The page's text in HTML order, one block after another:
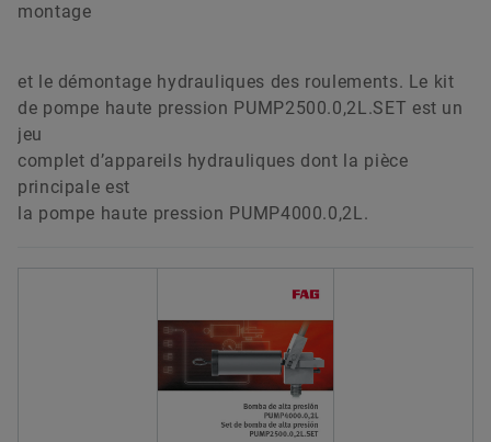
montage
et le démontage hydrauliques des roulements. Le kit
de pompe haute pression PUMP2500.0,2L.SET est un
jeu
complet d’appareils hydrauliques dont la pièce
principale est
la pompe haute pression PUMP4000.0,2L.